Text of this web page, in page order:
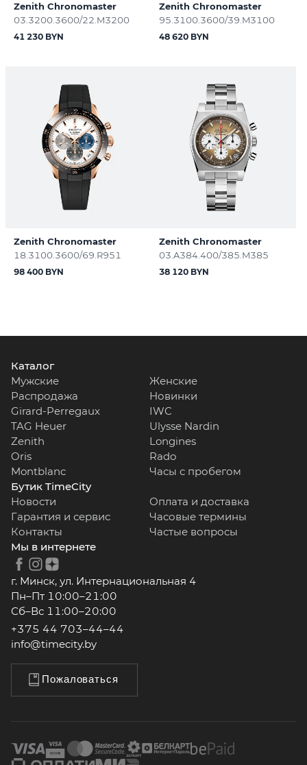
Zenith Chronomaster
03.3200.3600/22.M3200
41 230 BYN
Zenith Chronomaster
95.3100.3600/39.M3100
48 620 BYN
Zenith Chronomaster
18.3100.3600/69.R951
98 400 BYN
Zenith Chronomaster
03.A384.400/385.M385
38 120 BYN
Каталог
Мужские
Женские
Распродажа
Новинки
Girard-Perregaux
IWC
TAG Heuer
Ulysse Nardin
Zenith
Longines
Oris
Rado
Montblanc
Часы с пробегом
Бутик TimeCity
Новости
Оплата и доставка
Гарантия и сервис
Часовые термины
Контакты
Частые вопросы
Мы в интернете
г. Минск, ул. Интернациональная 4
Пн–Пт 10:00–21:00
Сб–Вс 11:00–20:00
+375 44 703–44–44
info@timecity.by
Пожаловаться